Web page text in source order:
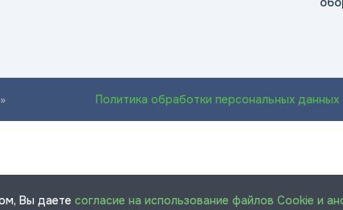
Политика обработки персональных данных
Вы даете согласие на использование файлов Cookie и